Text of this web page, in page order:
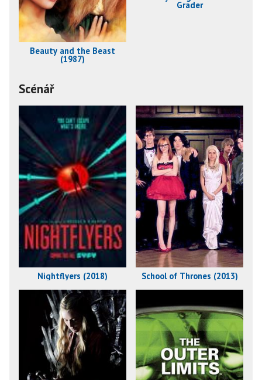
Beauty and the Beast
(1987)
Grader
Scénář
Nightflyers (2018) School of Thrones (2013)